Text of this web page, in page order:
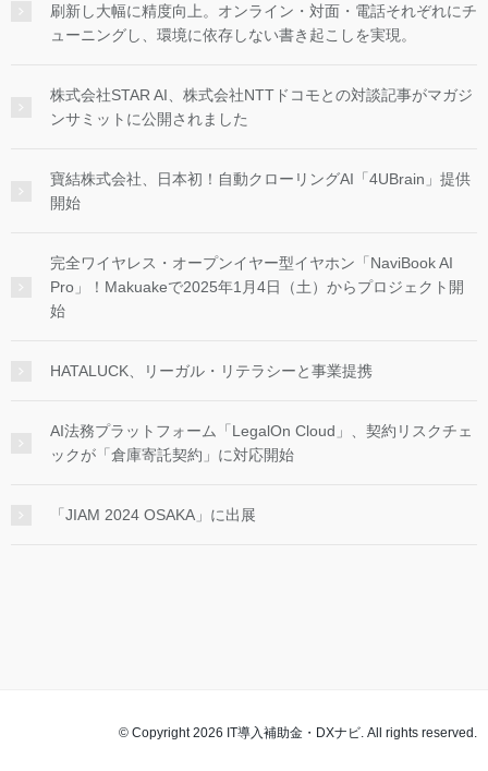
刷新し大幅に精度向上。オンライン・対面・電話それぞれにチ
ューニングし、環境に依存しない書き起こしを実現。
株式会社STAR AI、株式会社NTTドコモとの対談記事がマガジ
ンサミットに公開されました
寶結株式会社、日本初！自動クローリングAI「4UBrain」提供
開始
完全ワイヤレス・オープンイヤー型イヤホン「NaviBook AI
Pro」！Makuakeで2025年1月4日（土）からプロジェクト開
始
HATALUCK、リーガル・リテラシーと事業提携
AI法務プラットフォーム「LegalOn Cloud」、契約リスクチェ
ックが「倉庫寄託契約」に対応開始
「JIAM 2024 OSAKA」に出展
© Copyright 2026 IT導入補助金・DXナビ. All rights reserved.